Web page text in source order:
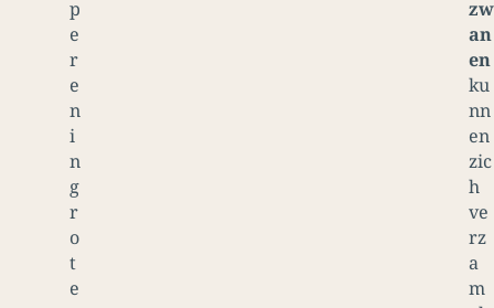
p
e
r
e
n
i
n
g
r
o
t
e
zw
an
en
ku
nn
en
zic
h
ve
rz
a
m